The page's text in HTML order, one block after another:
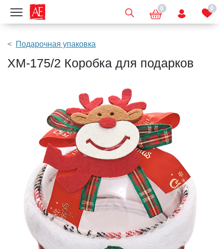
Показать меню 0 0
Подарочная упаковка
XM-175/2 Коробка для подарков